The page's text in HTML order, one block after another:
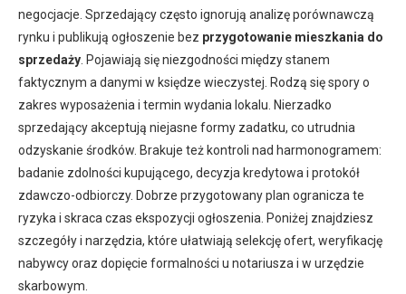
negocjacje. Sprzedający często ignorują analizę porównawczą
rynku i publikują ogłoszenie bez przygotowanie mieszkania do
sprzedaży . Pojawiają się niezgodności między stanem
faktycznym a danymi w księdze wieczystej. Rodzą się spory o
zakres wyposażenia i termin wydania lokalu. Nierzadko
sprzedający akceptują niejasne formy zadatku, co utrudnia
odzyskanie środków. Brakuje też kontroli nad harmonogramem:
badanie zdolności kupującego, decyzja kredytowa i protokół
zdawczo-odbiorczy. Dobrze przygotowany plan ogranicza te
ryzyka i skraca czas ekspozycji ogłoszenia. Poniżej znajdziesz
szczegóły i narzędzia, które ułatwiają selekcję ofert, weryfikację
nabywcy oraz dopięcie formalności u notariusza i w urzędzie
skarbowym.